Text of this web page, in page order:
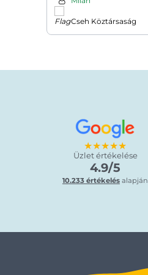
Cseh Köztársaság
★★★★★
Üzlet értékelése
4.9/5
10.233 értékelés alapján